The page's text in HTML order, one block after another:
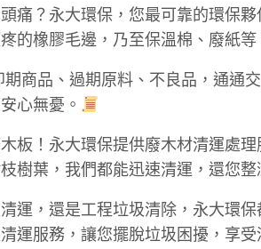
痛？永大環保，您最可靠的環保
的橡膠毛邊，乃至保溫棉、廢紙等
商品、過期原料、不良品，通通
心無憂。
板！永大環保提供廢木材清運處理
樹葉，我們都能迅速清運，還您整
運，還是工程垃圾清除，永大環保
運服務，讓您擺脫垃圾困擾，享受